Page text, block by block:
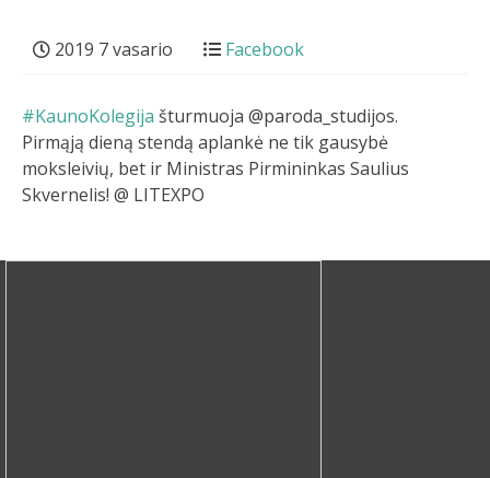
2019 7 vasario Facebook
#KaunoKolegija šturmuoja @paroda_studijos.
Pirmąją dieną stendą aplankė ne tik gausybė
moksleivių, bet ir Ministras Pirmininkas Saulius
Skvernelis! @ LITEXPO